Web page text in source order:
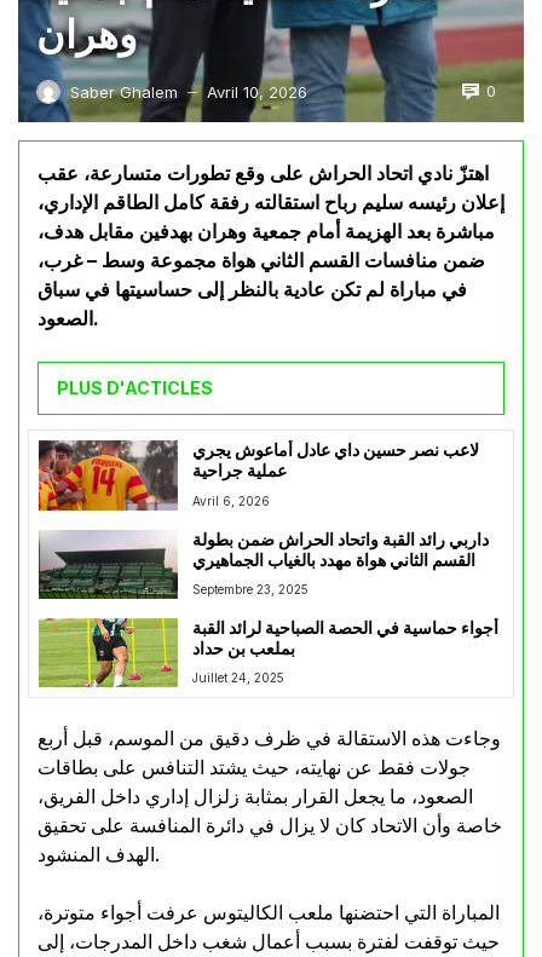
وهران
Saber Ghalem — Avril 10, 2026 0
اهتزّ نادي اتحاد الحراش على وقع تطورات متسارعة، عقب
إعلان رئيسه سليم رباح استقالته رفقة كامل الطاقم الإداري،
مباشرة بعد الهزيمة أمام جمعية وهران بهدفين مقابل هدف،
ضمن منافسات القسم الثاني هواة مجموعة وسط – غرب،
في مباراة لم تكن عادية بالنظر إلى حساسيتها في سباق
الصعود.
PLUS D'ACTICLES
لاعب نصر حسين داي عادل أماعوش يجري
عملية جراحية
Avril 6, 2026
داربي رائد القبة واتحاد الحراش ضمن بطولة
القسم الثاني هواة مهدد بالغياب الجماهيري
Septembre 23, 2025
أجواء حماسية في الحصة الصباحية لرائد القبة
بملعب بن حداد
Juillet 24, 2025
وجاءت هذه الاستقالة في ظرف دقيق من الموسم، قبل أربع
جولات فقط عن نهايته، حيث يشتد التنافس على بطاقات
الصعود، ما يجعل القرار بمثابة زلزال إداري داخل الفريق،
خاصة وأن الاتحاد كان لا يزال في دائرة المنافسة على تحقيق
الهدف المنشود.
المباراة التي احتضنها ملعب الكاليتوس عرفت أجواء متوترة،
حيث توقفت لفترة بسبب أعمال شغب داخل المدرجات، إلى